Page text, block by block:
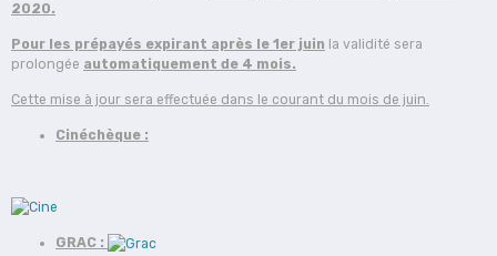
2020.
Pour les prépayés expirant après le 1er juin la validité sera
prolongée automatiquement de 4 mois.
Cette mise à jour sera effectuée dans le courant du mois de juin.
Cinéchèque :
GRAC :